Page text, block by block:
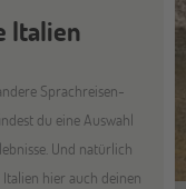
Italien
Sprachreisen-
du eine Auswahl
Und natürlich
hier auch deinen